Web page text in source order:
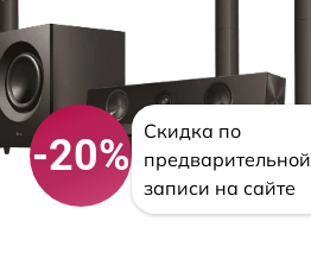
-20%
Скидка по
предварительной
записи на сайте